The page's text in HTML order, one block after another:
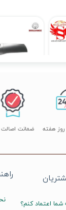
۱۲,۹۰۰,۰۰۰
مانیتور فابریک اندروید برلیانس 330 و 320 فول تاچ مدل MTK
ضمانت اصالت
شما اعتماد کنم؟